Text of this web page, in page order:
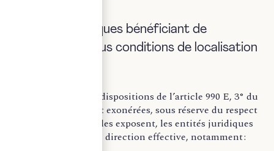
B) Entités juridiques bénéficiant de
l’exonération sous conditions de localisation
Conformément aux dispositions de l’article 990 E, 3° du
CGI, sont également exonérées, sous réserve du respect
des conditions qu’elles exposent, les entités juridiques
qui ont leur siège de direction effective, notamment :